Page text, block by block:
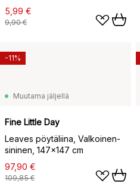
5,99 €
9,90 €
Muutama jäljellä
Fine Little Day
Leaves pöytäliina, Valkoinen-
sininen, 147x147 cm
97,90 €
109,85 €
-11%